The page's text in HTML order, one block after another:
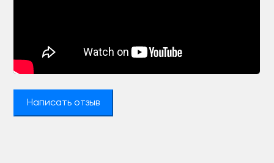
Написать отзыв